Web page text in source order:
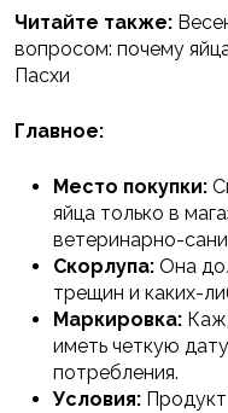
Читайте также:
вопросом: почему
Пасхи
Главное:
Место покупки:
яйца только в
ветеринарно-
Скорлупа: Она
трещин и каких-
Маркировка:
иметь четкую
потребления.
Условия: